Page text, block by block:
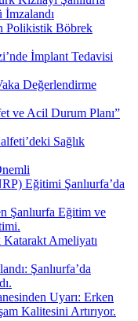
Polikistik Böbrek
İmplant Tedavisi
Değerlendirme
ve Acil Durum Planı”
Sağlık
Eğitimi Şanlıurfa’da
Şanlıurfa Eğitim ve
Ameliyatı
Şanlıurfa’da
Uyarı: Erken
Kalitesini Artırıyor.